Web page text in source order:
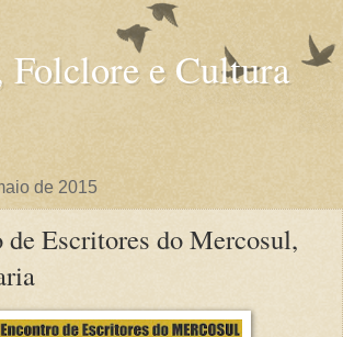
Folclore e Cultura
de 2015
de Escritores do Mercosul,